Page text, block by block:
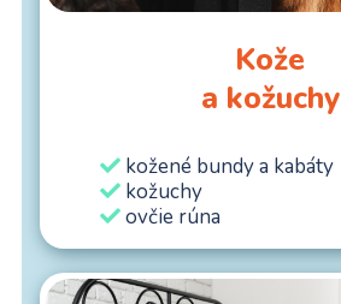
Kože
a kožuchy
kožené bundy a kabáty
kožuchy
ovčie rúna